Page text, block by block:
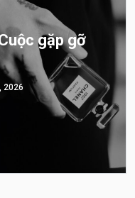
gặp gỡ
2026